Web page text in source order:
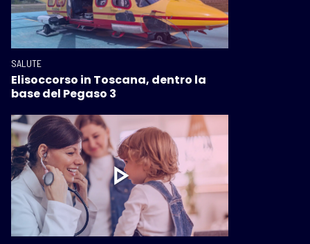
SALUTE
Elisoccorso in Toscana, dentro la
base del Pegaso 3